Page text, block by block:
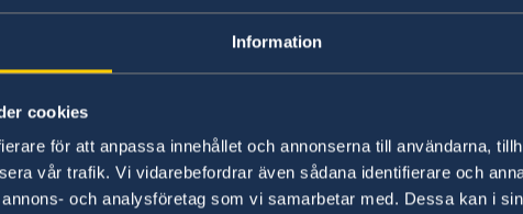
Information
cookies
för att anpassa innehållet och annonserna till användarna,
vår trafik. Vi vidarebefordrar även sådana identifierare och
och analysföretag som vi samarbetar med. Dessa kan i
För mer information om visum, var vänlig
Adress : Kuwaits ambassad, Adolf Fredriks
Postadress: P.O. Box 7279